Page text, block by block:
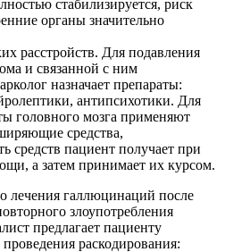
стабилизируется, риск
органы значительно
расстройств. Для подавления
и связанной с ним
назначает препараты:
антипсихотики. Для
головного мозга применяют
средства,
средств пациент получает при
а затем принимает их курсом.
лечения галлюцинаций после
злоупотребления
предлагает пациенту
раскодирования: